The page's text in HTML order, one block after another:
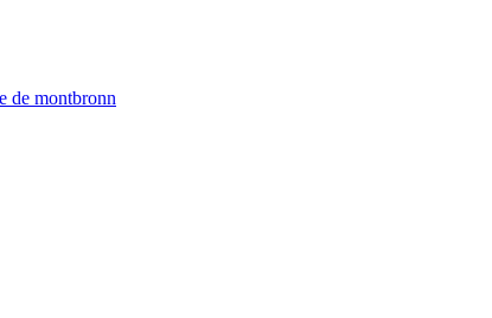
de montbronn